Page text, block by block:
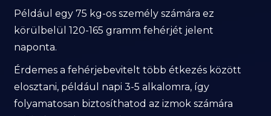
Például egy 75 kg-os személy számára ez
körülbelül 120-165 gramm fehérjét jelent
naponta.
Érdemes a fehérjebevitelt több étkezés között
elosztani, például napi 3-5 alkalomra, így
folyamatosan biztosíthatod az izmok számára